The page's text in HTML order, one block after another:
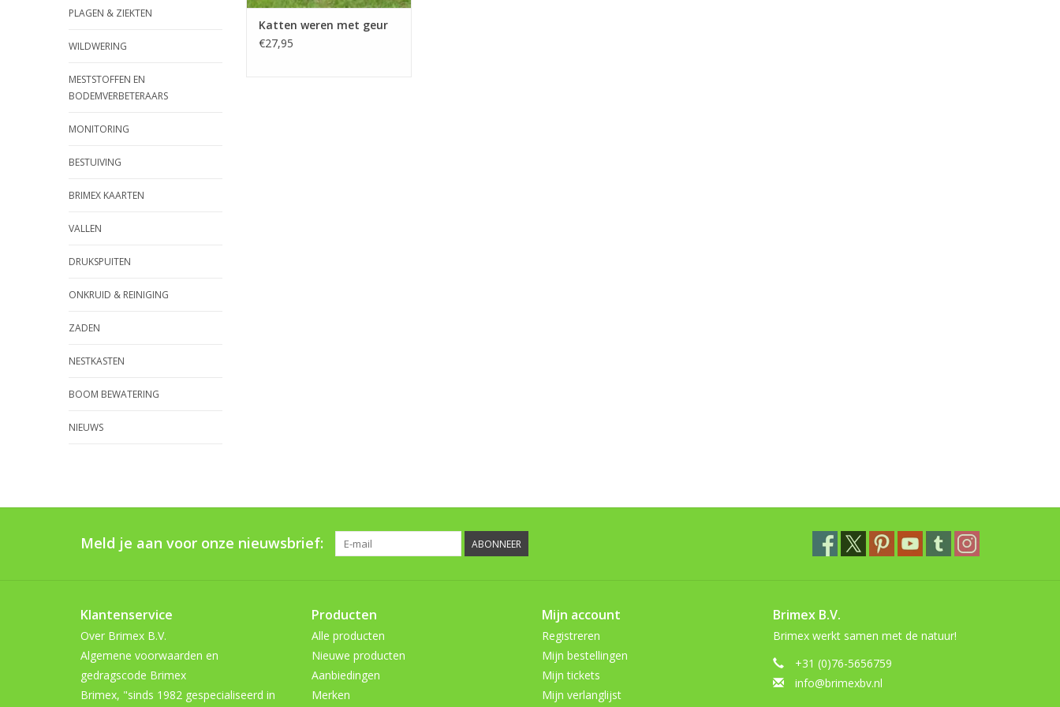
PLAGEN & ZIEKTEN
WILDWERING
MESTSTOFFEN EN
BODEMVERBETERAARS
MONITORING
BESTUIVING
BRIMEX KAARTEN
VALLEN
DRUKSPUITEN
ONKRUID & REINIGING
ZADEN
NESTKASTEN
BOOM BEWATERING
NIEUWS
Katten weren met geur
€27,95
Meld je aan voor onze nieuwsbrief: ABONNEER
Klantenservice
Over Brimex B.V.
Algemene voorwaarden en
gedragscode Brimex
Brimex, "sinds 1982 gespecialiseerd in
Producten
Alle producten
Nieuwe producten
Aanbiedingen
Merken
Mijn account
Registreren
Mijn bestellingen
Mijn tickets
Mijn verlanglijst
Brimex B.V.
Brimex werkt samen met de natuur!
+31 (0)76-5656759
info@brimexbv.nl